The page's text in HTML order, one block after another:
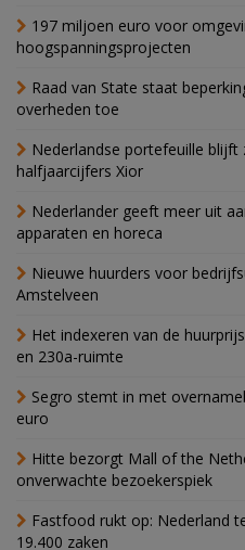
197 miljoen euro voor
hoogspanningsprojecten
Raad van State staat
overheden toe
Nederlandse portefeuille blijft
halfjaarcijfers Xior
Nederlander geeft meer uit
apparaten en horeca
Nieuwe huurders voor
Amstelveen
Het indexeren van de
en 230a-ruimte
Segro stemt in met
euro
Hitte bezorgt Mall of the
onverwachte bezoekerspiek
Fastfood rukt op: Nederland
19.400 zaken